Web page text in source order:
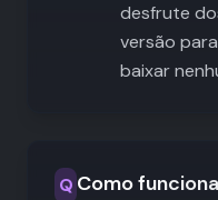
desfrute
versão
baixar
Q Como